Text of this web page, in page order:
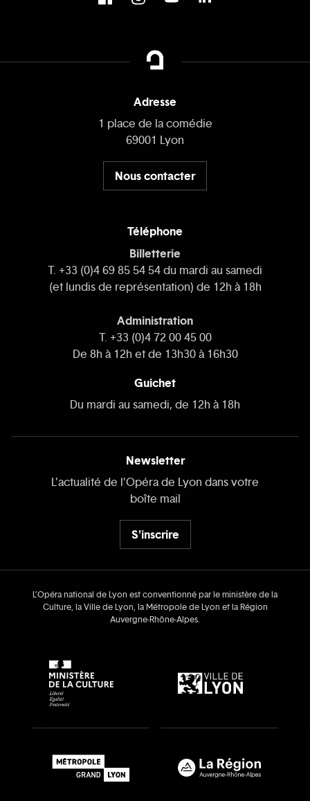
Adresse
1 place de la comédie
69001 Lyon
Nous contacter
Téléphone
Billetterie
T. +33 (0)4 69 85 54 54 du mardi au samedi
(et lundis de représentation) de 12h à 18h
Administration
T. +33 (0)4 72 00 45 00
De 8h à 12h et de 13h30 à 16h30
Guichet
Du mardi au samedi, de 12h à 18h
Newsletter
L’actualité de l’Opéra de Lyon dans votre
boîte mail
S'inscrire
L’Opéra national de Lyon est conventionné par le ministère de la
Culture, la Ville de Lyon, la Métropole de Lyon et la Région
Auvergne‑Rhône‑Alpes.